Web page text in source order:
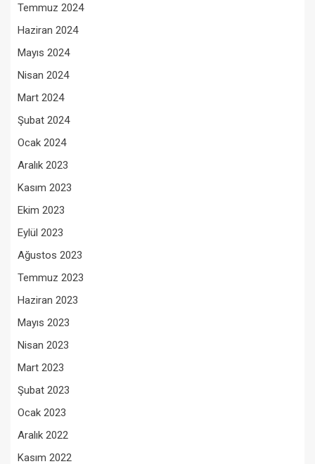
Temmuz 2024
Haziran 2024
Mayıs 2024
Nisan 2024
Mart 2024
Şubat 2024
Ocak 2024
Aralık 2023
Kasım 2023
Ekim 2023
Eylül 2023
Ağustos 2023
Temmuz 2023
Haziran 2023
Mayıs 2023
Nisan 2023
Mart 2023
Şubat 2023
Ocak 2023
Aralık 2022
Kasım 2022